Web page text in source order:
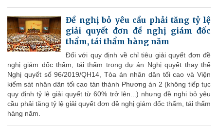
Đề nghị bỏ yêu cầu phải tăng tỷ lệ
giải quyết đơn đề nghị giám đốc
thẩm, tái thẩm hàng năm
Đối với quy định về chỉ tiêu giải quyết đơn đề
nghị giám đốc thẩm, tái thẩm trong dự án Nghị quyết thay thế
Nghị quyết số 96/2019/QH14, Tòa án nhân dân tối cao và Viện
kiểm sát nhân dân tối cao tán thành Phương án 2 (không tiếp tục
quy định tỷ lệ giải quyết từ 60% trở lên...) nhưng đề nghị bỏ yêu
cầu phải tăng tỷ lệ giải quyết đơn đề nghị giám đốc thẩm, tái thẩm
hàng năm.